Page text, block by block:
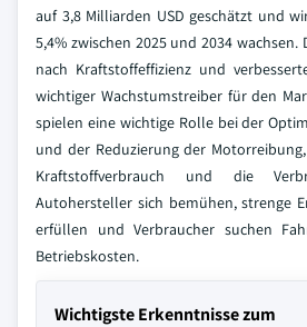
auf 3,8 Milliarden USD geschätzt und
5,4% zwischen 2025 und 2034 wachsen.
nach Kraftstoffeffizienz und
wichtiger Wachstumstreiber für den
spielen eine wichtige Rolle bei der
und der Reduzierung der
Kraftstoffverbrauch und die
Autohersteller sich bemühen, strenge
erfüllen und Verbraucher suchen
Betriebskosten.
Wichtigste Erkenntnisse zum